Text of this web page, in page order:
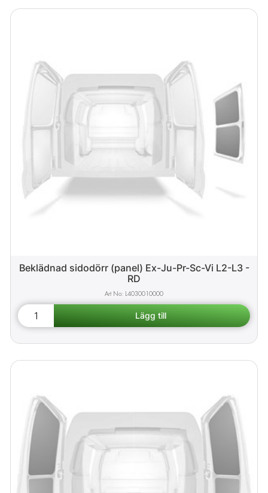
Beklädnad sidodörr (panel) Ex-Ju-Pr-Sc-Vi L2-L3 -
RD
L4030010000